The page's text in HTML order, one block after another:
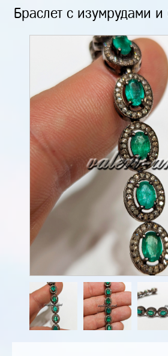
Браслет с изумрудами